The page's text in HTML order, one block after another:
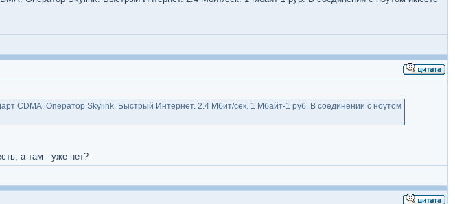
CDMA. Оператор Skylink. Быстрый Интернет. 2.4 Мбит/сек. 1 Мбайт-1 руб. В соединении с ноутом
а там - уже нет?